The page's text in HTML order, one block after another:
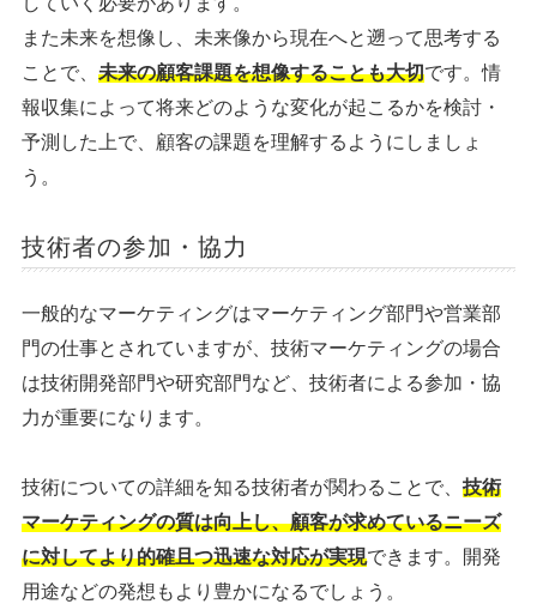
また未来を想像し、未来像から現在へと遡って思考する
ことで、 未来の顧客課題を想像することも大切です。情
報収集によって将来どのような変化が起こるかを検討・
予測した上で、顧客の課題を理解するようにしましょ
う。
技術者の参加・協力
一般的なマーケティングはマーケティング部門や営業部
門の仕事とされていますが、技術マーケティングの場合
は技術開発部門や研究部門など、技術者による参加・協
力が重要になります。
技術についての詳細を知る技術者が関わることで、 技術
マーケティングの質は向上し、顧客が求めているニーズ
に対してより的確且つ迅速な対応が実現できます。開発
用途などの発想もより豊かになるでしょう。